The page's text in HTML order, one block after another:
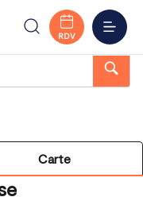
MENU
RDV
Aquitaine
Carte